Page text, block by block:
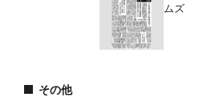
ムズ
その他